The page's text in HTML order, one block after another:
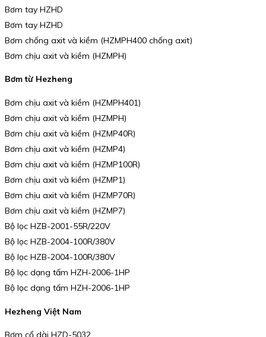
Bơm tay HZHD
Bơm tay HZHD
Bơm chống axit và kiềm (HZMPH400 chống axit)
Bơm chịu axit và kiềm (HZMPH)
Bơm từ Hezheng
Bơm chịu axit và kiềm (HZMPH401)
Bơm chịu axit và kiềm (HZMPH)
Bơm chịu axit và kiềm (HZMP40R)
Bơm chịu axit và kiềm (HZMP4)
Bơm chịu axit và kiềm (HZMP100R)
Bơm chịu axit và kiềm (HZMP1)
Bơm chịu axit và kiềm (HZMP70R)
Bơm chịu axit và kiềm (HZMP7)
Bộ lọc HZB-2001-55R/220V
Bộ lọc HZB-2004-100R/380V
Bộ lọc HZB-2004-100R/380V
Bộ lọc dạng tấm HZH-2006-1HP
Bộ lọc dạng tấm HZH-2006-1HP
Hezheng Việt Nam
Bơm cổ dài HZD-5032